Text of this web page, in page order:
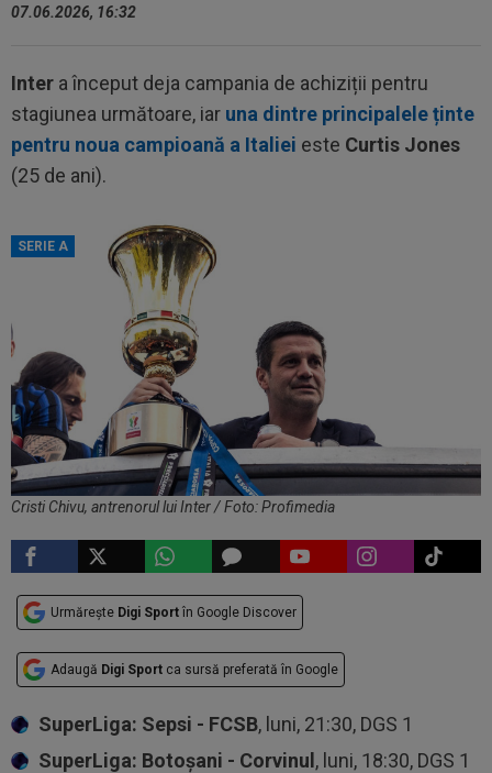
07.06.2026, 16:32
Inter a început deja campania de achiziții pentru
stagiunea următoare, iar una dintre principalele ținte
pentru noua campioană a Italiei este Curtis Jones
(25 de ani).
SERIE A
Cristi Chivu, antrenorul lui Inter / Foto: Profimedia
Urmărește Digi Sport în Google Discover
Adaugă Digi Sport ca sursă preferată în Google
SuperLiga: Sepsi - FCSB, luni, 21:30, DGS 1
SuperLiga: Botoșani - Corvinul, luni, 18:30, DGS 1